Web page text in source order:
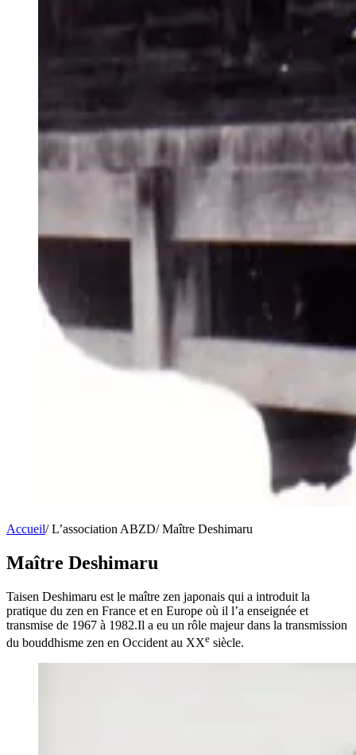
Accueil/ L’association ABZD/ Maître Deshimaru
Maître Deshimaru
Taisen Deshimaru est le maître zen japonais qui a introduit la
pratique du zen en France et en Europe où il l’a enseignée et
transmise de 1967 à 1982.Il a eu un rôle majeur dans la transmission
du bouddhisme zen en Occident au XXe siècle.